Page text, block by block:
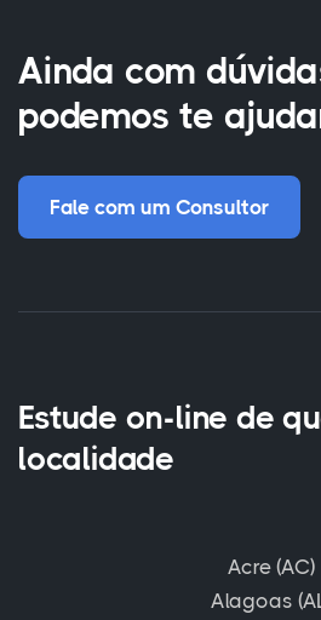
Ainda com
podemos te
Fale com um Consultor
Estude on-line de
localidade
Acre (AC)
Alagoas